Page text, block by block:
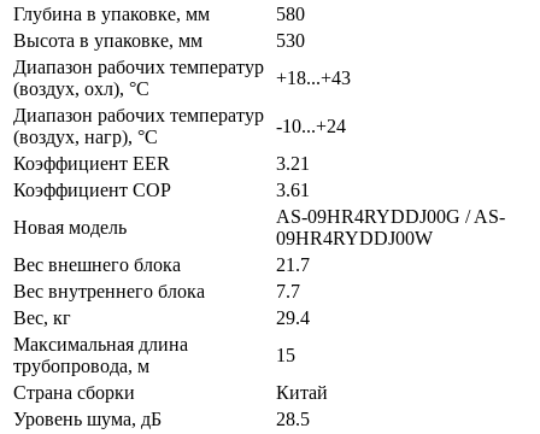
Глубина в упаковке, мм
580
Высота в упаковке, мм
530
Диапазон рабочих температур
(воздух, охл), °C
+18...+43
Диапазон рабочих температур
(воздух, нагр), °C
-10...+24
Коэффициент EER
3.21
Коэффициент COP
3.61
Новая модель
AS-09HR4RYDDJ00G / AS-
09HR4RYDDJ00W
Вес внешнего блока
21.7
Вес внутреннего блока
7.7
Вес, кг
29.4
Максимальная длина
трубопровода, м
15
Страна сборки
Китай
Уровень шума, дБ
28.5